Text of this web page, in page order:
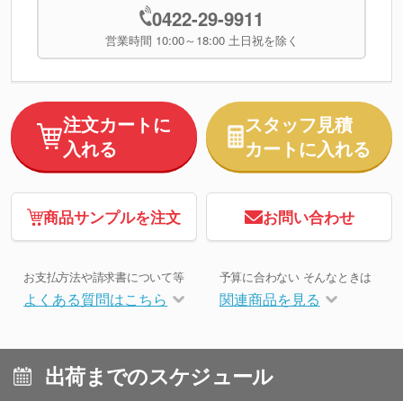
0422-29-9911
営業時間 10:00～18:00 土日祝を除く
注文カートに
入れる
スタッフ見積
カートに入れる
商品サンプルを注文 お問い合わせ
お支払方法や請求書について等
よくある質問はこちら
予算に合わない そんなときは
関連商品を見る
出荷までのスケジュール